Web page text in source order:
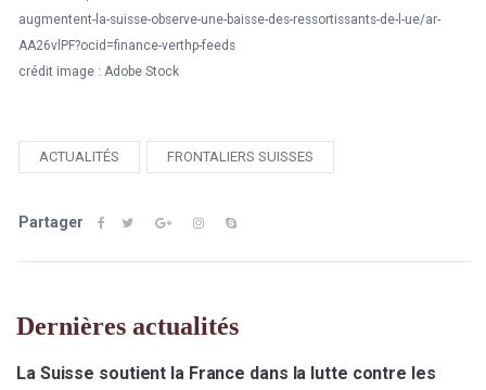
augmentent-la-suisse-observe-une-baisse-des-ressortissants-de-l-ue/ar-
AA26vlPF?ocid=finance-verthp-feeds
crédit image : Adobe Stock
ACTUALITÉS FRONTALIERS SUISSES
Partager
Dernières actualités
La Suisse soutient la France dans la lutte contre les